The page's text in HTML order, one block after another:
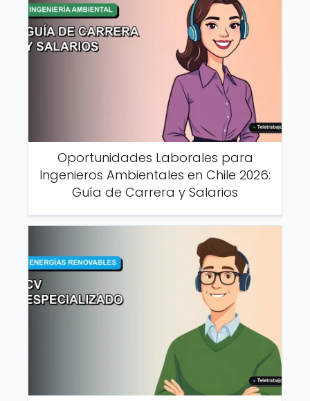
Oportunidades Laborales para
Ingenieros Ambientales en Chile 2026:
Guía de Carrera y Salarios